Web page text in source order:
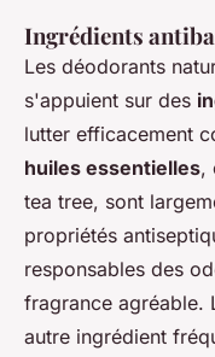
Ingrédients
Les déodorants
s'appuient sur des
lutter efficacement
huiles essentielles,
tea tree, sont
propriétés
responsables des
fragrance agréable.
autre ingrédient